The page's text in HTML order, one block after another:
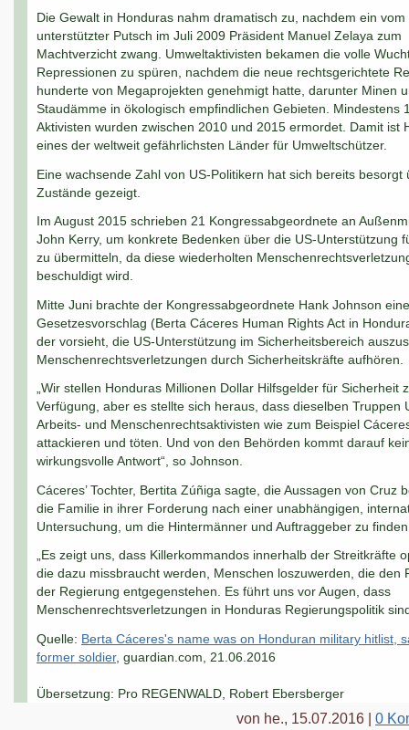
Die Gewalt in Honduras nahm dramatisch zu, nachdem ein vom
unterstützter Putsch im Juli 2009 Präsident Manuel Zelaya zum
Machtverzicht zwang. Umweltaktivisten bekamen die volle
Repressionen zu spüren, nachdem die neue rechtsgerichtete
hunderte von Megaprojekten genehmigt hatte, darunter Minen
Staudämme in ökologisch empfindlichen Gebieten. Mindestens
Aktivisten wurden zwischen 2010 und 2015 ermordet. Damit ist
eines der weltweit gefährlichsten Länder für Umweltschützer.
Eine wachsende Zahl von US-Politikern hat sich bereits besorgt
Zustände gezeigt.
Im August 2015 schrieben 21 Kongressabgeordnete an
John Kerry, um konkrete Bedenken über die US-Unterstützung
zu übermitteln, da diese wiederholten
beschuldigt wird.
Mitte Juni brachte der Kongressabgeordnete Hank Johnson
Gesetzesvorschlag (Berta Cáceres Human Rights Act in
der vorsieht, die US-Unterstützung im Sicherheitsbereich
Menschenrechtsverletzungen durch Sicherheitskräfte aufhören.
„Wir stellen Honduras Millionen Dollar Hilfsgelder für Sicherheit
Verfügung, aber es stellte sich heraus, dass dieselben Truppen
Arbeits- und Menschenrechtsaktivisten wie zum Beispiel
attackieren und töten. Und von den Behörden kommt darauf
wirkungsvolle Antwort“, so Johnson.
Cáceres’ Tochter, Bertita Zúñiga sagte, die Aussagen von Cruz
die Familie in ihrer Forderung nach einer unabhängigen,
Untersuchung, um die Hintermänner und Auftraggeber zu
„Es zeigt uns, dass Killerkommandos innerhalb der Streitkräfte
die dazu missbraucht werden, Menschen loszuwerden, die den
der Regierung entgegenstehen. Es führt uns vor Augen, dass
Menschenrechtsverletzungen in Honduras Regierungspolitik
Quelle: Berta Cáceres's name was on Honduran military hitlist,
former soldier, guardian.com, 21.06.2016
Übersetzung: Pro REGENWALD, Robert Ebersberger
von he., 15.07.2016 | 0